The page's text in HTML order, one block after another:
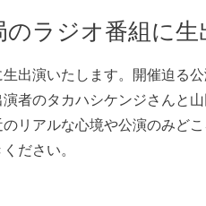
のラジオ番組に
出演いたします。開催迫る
者のタカハシケンジさんと山
リアルな心境や公演のみどこ
ださい。